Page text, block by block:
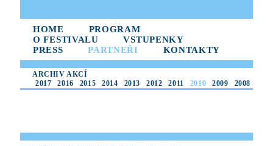
HOME
PROGRAM
O FESTIVALU
VSTUPENKY
PRESS
PARTNEŘI KONTAKTY
ARCHIV AKCÍ
2017
2016 2015 2014 2013 2012 2011 2010 2009 2008